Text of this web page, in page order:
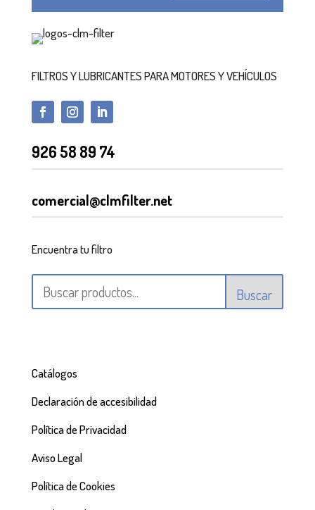
FILTROS Y LUBRICANTES PARA MOTORES Y VEHÍCULOS
926 58 89 74
comercial@clmfilter.net
Encuentra tu filtro
Buscar
Catálogos
Declaración de accesibilidad
Política de Privacidad
Aviso Legal
Política de Cookies